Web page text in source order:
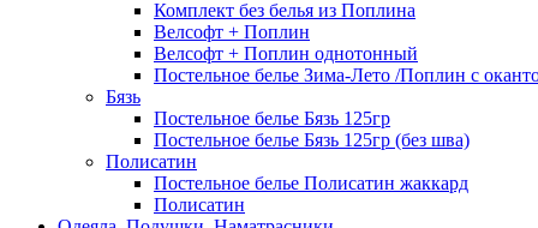
Комплект без белья из Поплина
Велсофт + Поплин
Велсофт + Поплин однотонный
Постельное белье Зима-Лето /Поплин с
Бязь
Постельное белье Бязь 125гр
Постельное белье Бязь 125гр (без шва)
Полисатин
Постельное белье Полисатин жаккард
Полисатин